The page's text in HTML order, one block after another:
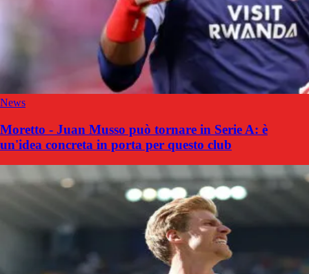
News
Moretto - Juan Musso può tornare in Serie A: è
un'idea concreta in porta per questo club